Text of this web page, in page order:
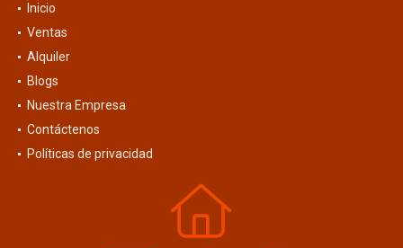
Inicio
Ventas
Alquiler
Blogs
Nuestra Empresa
Contáctenos
Políticas de privacidad